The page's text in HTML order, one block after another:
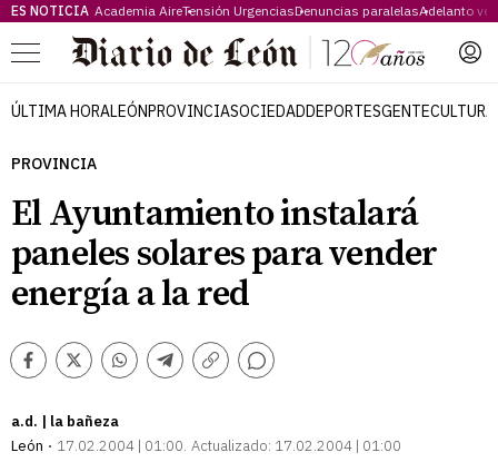
ES NOTICIA Academia AireTensión UrgenciasDenuncias paralelasAdelanto
Menú
ÚLTIMA HORALEÓNPROVINCIASOCIEDADDEPORTESGENTECULTURA
PROVINCIA
El Ayuntamiento instalará
paneles solares para vender
energía a la red
Facebook
TwitterWhatsappTelegram
Copiar
Comentarios
a.d. | la bañeza
León
17.02.2004 | 01:00 Actualizado: 17.02.2004 | 01:00